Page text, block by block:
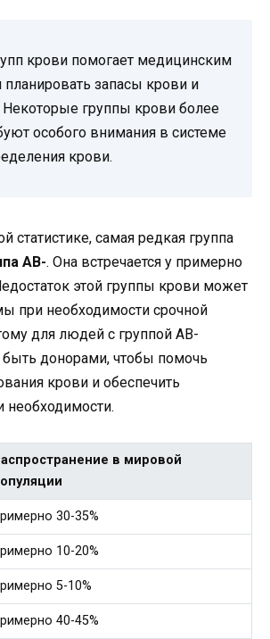
крови помогает медицинским
запасы крови и
Некоторые группы крови более
особого внимания в системе
крови.
статистике, самая редкая группа
AB-. Она встречается у примерно
этой группы крови может
при необходимости срочной
для людей с группой AB-
донорами, чтобы помочь
крови и обеспечить
необходимости.
в мировой
30-35%
10-20%
5-10%
40-45%